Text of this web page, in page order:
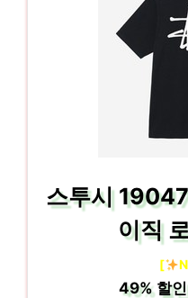
스투시
이직
[
49%할